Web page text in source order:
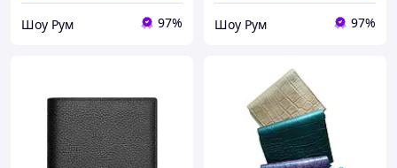
Шоу Рум 97% Шоу Рум 97%